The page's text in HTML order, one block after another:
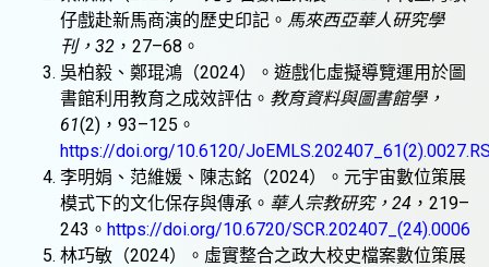
仔戲赴新馬商演的歷史印記。 馬來西亞華人研究學
刊，32 ，27–68。
吳柏毅、鄭琨鴻（2024）。遊戲化虛擬導覽運用於圖
書館利用教育之成效評估。 教育資料與圖書館學，
61(2)，93–125。
https://doi.org/10.6120/
李明娟、范維媛、陳志銘（2024）。元宇宙數位策展
模式下的文化保存與傳承。 華人宗教研究，24 ，219–
243。 https://doi.org/10.6720/SCR.202407_(24).0006
林巧敏（2024）。虛實整合之政大校史檔案數位策展